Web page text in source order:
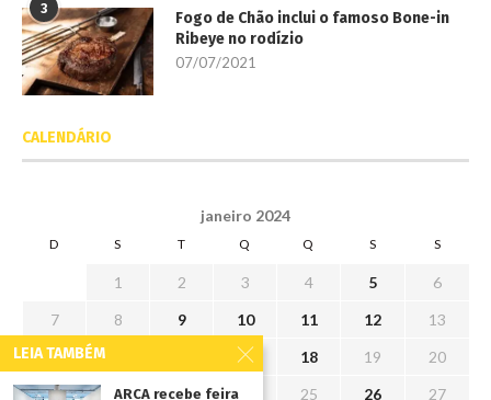
3
Fogo de Chão inclui o famoso Bone-in
Ribeye no rodízio
07/07/2021
CALENDÁRIO
janeiro 2024
D S T Q Q S S
1 2 3 4 5
6
7
8 9 10 11 12
13
14
17 18 19
20
21
22 23 24 25 26 27
LEIA TAMBÉM
ARCA recebe feira